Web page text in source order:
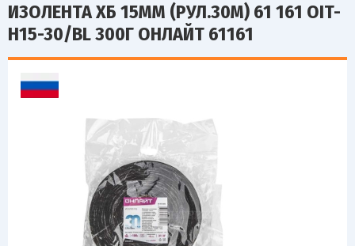
ИЗОЛЕНТА ХБ 15ММ (РУЛ.30М) 61 161 OIT-
H15-30/BL 300Г ОНЛАЙТ 61161